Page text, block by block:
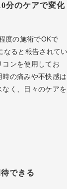
分のケアで変化
度の施術でOKで
なると報告されて
コンを使用してお
の痛みや不快感は
く、日々のケアを
できる